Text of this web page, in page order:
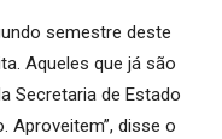
semestre deste
Aqueles que já são
Secretaria de Estado
Aproveitem”, disse o